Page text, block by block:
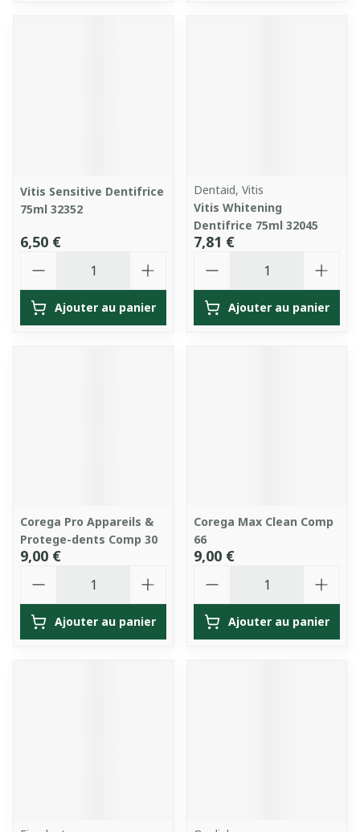
Vitis Sensitive Dentifrice
75ml 32352
6,50 €
Ajouter au panier
Dentaid, Vitis
Vitis Whitening
Dentifrice 75ml 32045
7,81 €
Ajouter au panier
Corega Pro Appareils &
Protege-dents Comp 30
9,00 €
Ajouter au panier
Corega Max Clean Comp
66
9,00 €
Ajouter au panier